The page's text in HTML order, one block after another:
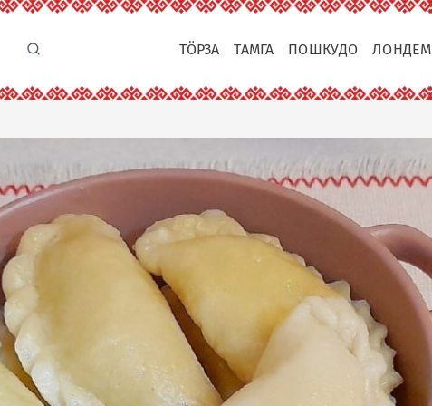
ТӦРЗА ТАМГА ПОШКУДО ЛОНДЕМ